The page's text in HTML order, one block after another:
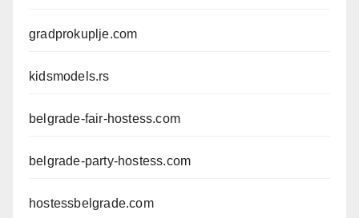
gradprokuplje.com
kidsmodels.rs
belgrade-fair-hostess.com
belgrade-party-hostess.com
hostessbelgrade.com